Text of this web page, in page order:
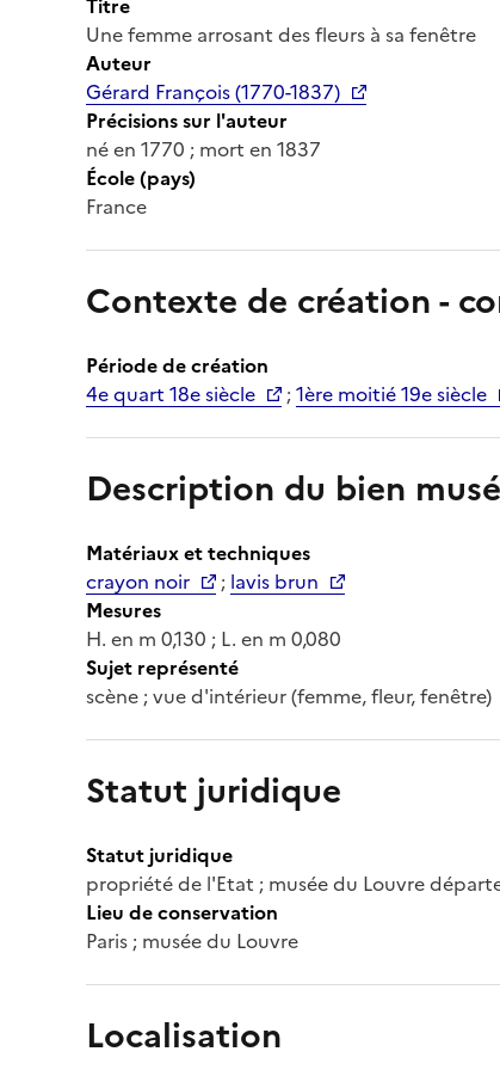
Une femme arrosant des fleurs à sa fenêtre
Auteur
Gérard François (1770-1837)
Précisions sur l'auteur
né en 1770 ; mort en 1837
École (pays)
France
Contexte de création -
Période de création
4e quart 18e siècle
;1ère moitié 19e siècle
Description du bien
Matériaux et techniques
crayon noir
; lavis brun
Mesures
H. en m 0,130 ; L. en m 0,080
Sujet représenté
scène ; vue d'intérieur (femme, fleur, fenêtre)
Statut juridique
Statut juridique
propriété de l'Etat ; musée du Louvre
Lieu de conservation
Paris ; musée du Louvre
Localisation